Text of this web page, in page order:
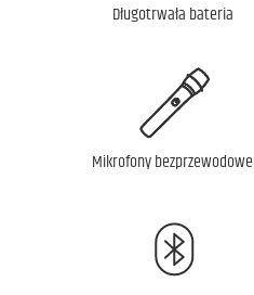
Długotrwała bateria
Mikrofony bezprzewodowe